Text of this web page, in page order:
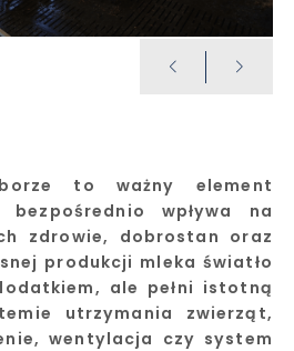
to ważny element
wpływa na
zdrowie, dobrostan oraz
produkcji mleka światło
ale pełni istotną
utrzymania zwierząt,
wentylacja czy system